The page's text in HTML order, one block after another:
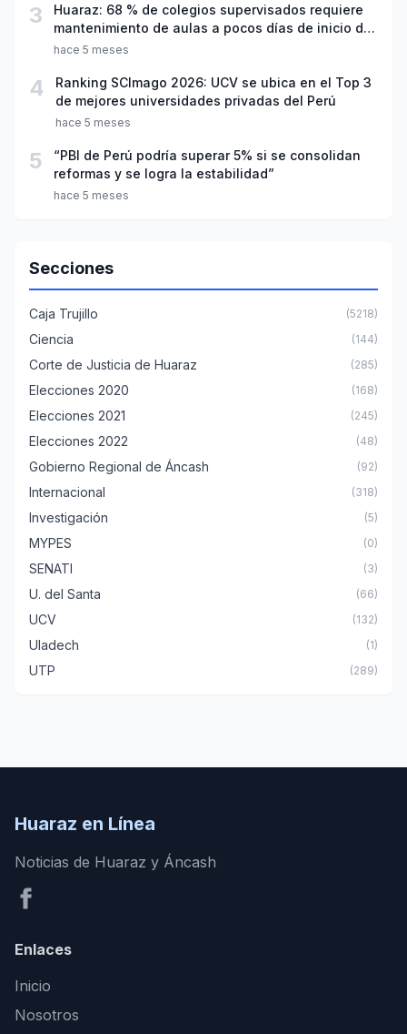
3
Huaraz: 68 % de colegios supervisados requiere
mantenimiento de aulas a pocos días de inicio del
año escolar 2026
hace 5 meses
4
Ranking SCImago 2026: UCV se ubica en el Top 3
de mejores universidades privadas del Perú
hace 5 meses
5
“PBI de Perú podría superar 5% si se consolidan
reformas y se logra la estabilidad”
hace 5 meses
Secciones
Caja Trujillo (5218)
Ciencia (144)
Corte de Justicia de Huaraz (285)
Elecciones 2020 (168)
Elecciones 2021 (245)
Elecciones 2022 (48)
Gobierno Regional de Áncash (92)
Internacional (318)
Investigación (5)
MYPES (0)
SENATI (3)
U. del Santa (66)
UCV (132)
Uladech (1)
UTP (289)
Huaraz en Línea
Noticias de Huaraz y Áncash
Enlaces
Inicio
Nosotros